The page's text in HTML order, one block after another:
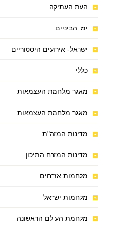
העת העתיקה
ימי הביניים
ישראל- אירועים היסטוריים
כללי
מאגר מלחמת העצמאות
מאגר מלחמת העצמאות
מדינות המזה"ת
מדינות המזרח התיכון
מלחמות אזרחים
מלחמות ישראל
מלחמת העולם הראשונה